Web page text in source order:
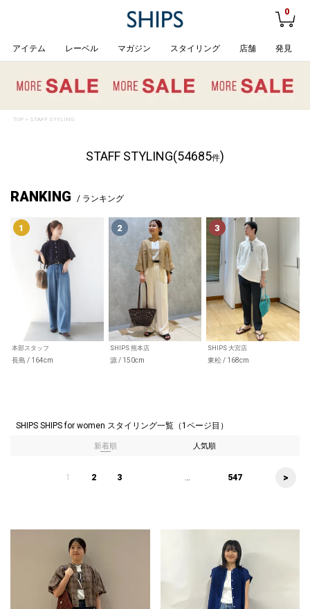
0
アイテム レーベル マガジン スタイリング 店舗 発見
TOP> STAFF STYLING
STAFF STYLING(54685件)
RANKING / ランキング
本部スタッフ
長島 / 164cm
SHIPS 熊本店
源 / 150cm
SHIPS 大宮店
東松 / 168cm
SHIPS SHIPS for women スタイリング一覧（1ページ目）
新着順 人気順
1 2 3 ... 547 >